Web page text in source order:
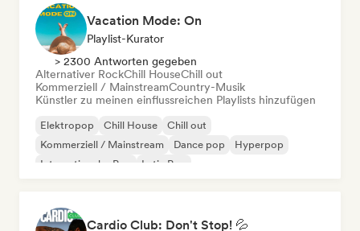
Vacation Mode: On
Playlist-Kurator
> 2300 Antworten gegeben
Alternativer RockChill HouseChill out
Kommerziell / MainstreamCountry-Musik
Künstler zu meinen einflussreichen Playlists hinzufügen
Elektropop Chill House
Chill out
Kommerziell / Mainstream
Dance pop
Hyperpop
Internationaler Pop
Latin Pop
Cardio Club: Don't Stop! 💦